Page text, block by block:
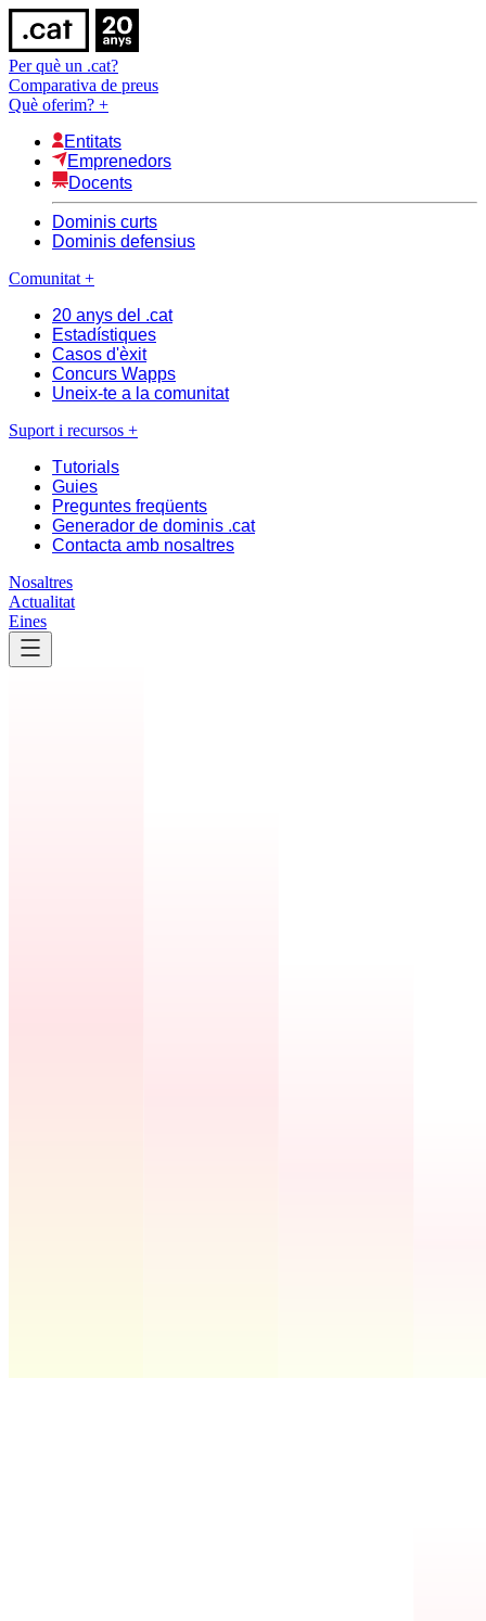
Per què un .cat?
Comparativa de preus
Què oferim? +
Entitats
Emprenedors
Docents
Dominis curts
Dominis defensius
Comunitat +
20 anys del .cat
Estadístiques
Casos d'èxit
Concurs Wapps
Uneix-te a la comunitat
Suport i recursos +
Tutorials
Guies
Preguntes freqüents
Generador de dominis .cat
Contacta amb nosaltres
Nosaltres
Actualitat
Eines